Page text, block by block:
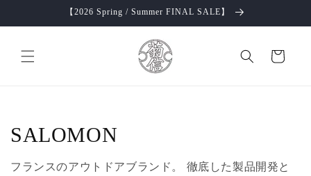
進む
【2026 Spring / Summer FINAL SALE】
ー
コ
レ
SALOMON
フランスのアウトドアブランド。 徹底した製品開発と